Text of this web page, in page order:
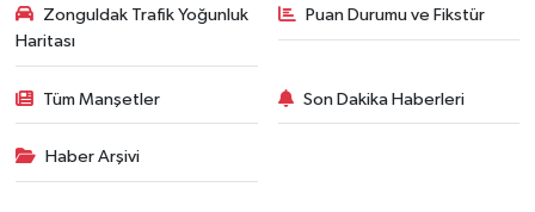
Zonguldak Trafik Yoğunluk
Haritası
Puan Durumu ve Fikstür
Tüm Manşetler Son Dakika Haberleri
Haber Arşivi